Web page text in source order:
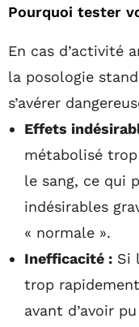
Pourquoi tester
En cas d’activité
la posologie
s’avérer
Effets
métabolisé
le sang, ce qui
indésirables
« normale ».
Inefficacité :Si
trop
avant d’avoir